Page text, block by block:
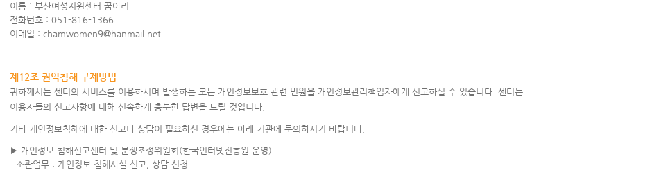
이름 : 부산여성지원센터 꿈아리
전화번호 : 051-816-1366
이메일 : chamwomen9@hanmail.net
제12조 권익침해 구제방법
귀하께서는 센터의 서비스를 이용하시며 발생하는 모든 개인정보보호 관련 민원을 개인정보관리책임자에게 신고하실 수 있습니다. 센터는
이용자들의 신고사항에 대해 신속하게 충분한 답변을 드릴 것입니다.
기타 개인정보침해에 대한 신고나 상담이 필요하신 경우에는 아래 기관에 문의하시기 바랍니다.
▶ 개인정보 침해신고센터 및 분쟁조정위원회(한국인터넷진흥원 운영)
- 소관업무 : 개인정보 침해사실 신고, 상담 신청